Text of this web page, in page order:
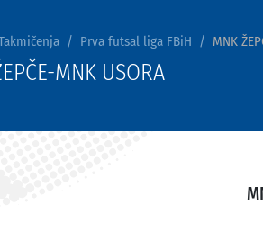
Prva futsal liga FBiH MNK
MNK USORA